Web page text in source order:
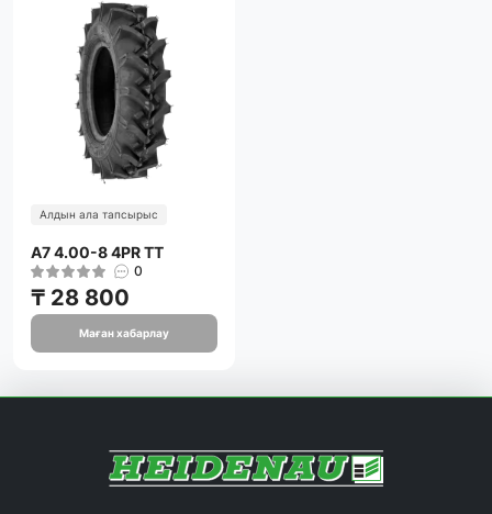
Алдын ала тапсырыс
A7 4.00-8 4PR TT
0
₸ 28 800
Маған хабарлау